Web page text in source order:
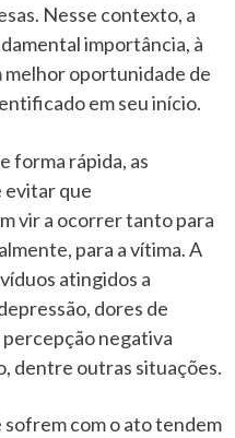
Nesse contexto, a
importância, à
melhor oportunidade de
em seu início.
forma rápida, as
evitar que
vir a ocorrer tanto para
para a vítima. A
atingidos a
dores de
percepção negativa
dentre outras situações.
sofrem com o ato tendem